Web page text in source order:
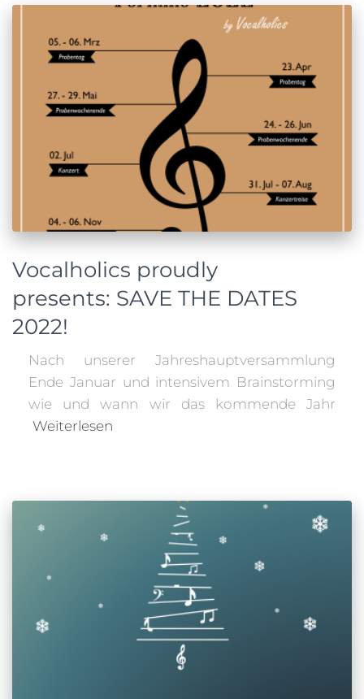
Vocalholics proudly
presents: SAVE THE DATES
2022!
Nach unserer Jahreshauptversammlung
Ende Januar und intensivem Brainstorming
wie und wann wir das kommende Jahr
Weiterlesen